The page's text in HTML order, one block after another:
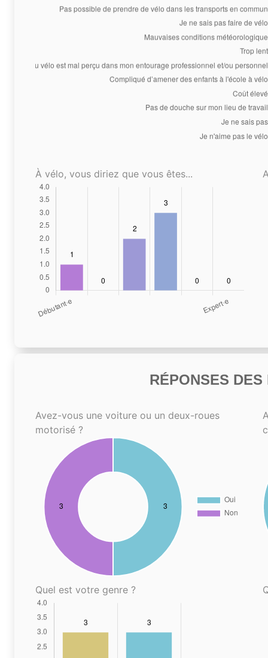
À vélo, vous diriez que vous êtes...
RÉPONSES
Avez-vous une voiture ou un deux-roues
motorisé ?
Quel est votre genre ?